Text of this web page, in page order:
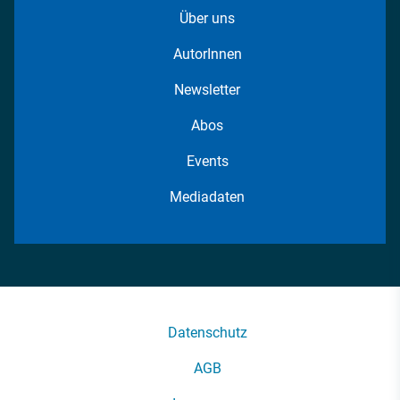
Über uns
AutorInnen
Newsletter
Abos
Events
Mediadaten
Datenschutz
AGB